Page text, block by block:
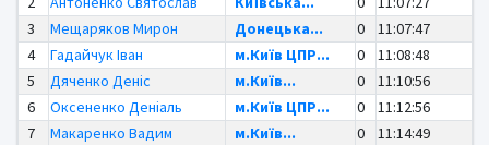
3
Мещаряков Мирон Донецька... 0
11:07:47
4
Гадайчук Іван м.Київ ЦПР... 0
11:08:48
5
Дяченко Деніс м.Київ... 0
11:10:56
6
Оксененко Деніаль м.Київ ЦПР... 0
11:12:56
7
Макаренко Вадим м.Київ... 0
11:14:49